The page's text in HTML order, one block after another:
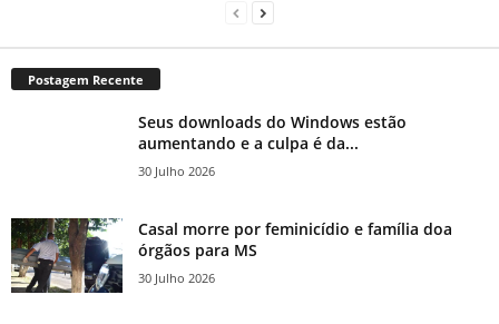
Postagem Recente
Seus downloads do Windows estão
aumentando e a culpa é da...
30 Julho 2026
Casal morre por feminicídio e família doa
órgãos para MS
30 Julho 2026